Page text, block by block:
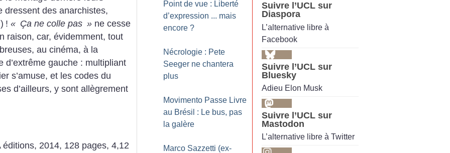
dressent des anarchistes,
! « Ça ne colle pas » ne cesse
raison, car, évidemment, tout
au cinéma, à la
gauche : multipliant
s’amuse, et les codes du
d’ailleurs, y sont allègrement
éditions, 2014, 128 pages, 4,12
Point de vue : Liberté
d’expression ... mais
encore ?
Nécrologie : Pete
Seeger ne chantera
plus
Movimento Passe Livre
au Brésil : Le bus, pas
la galère
Marco Sazzetti (ex-
Suivre l’UCL sur
Diaspora
L’alternative libre à
Facebook
Suivre l’UCL sur
Bluesky
Adieu Elon Musk
Suivre l’UCL sur
Mastodon
L’alternative libre à Twitter